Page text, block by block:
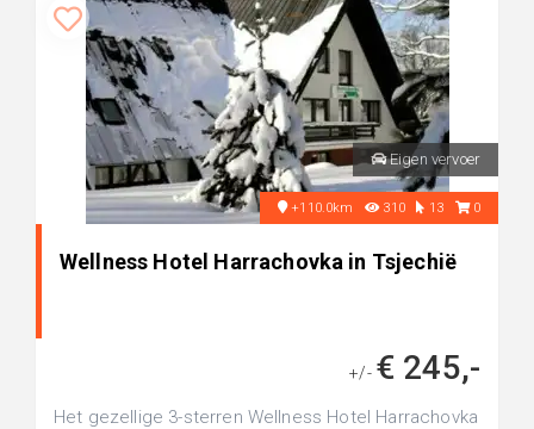
Eigen vervoer
+110.0km 310 13 0
Wellness Hotel Harrachovka in Tsjechië
+/- € 245,-
Het gezellige 3-sterren Wellness Hotel Harrachovka